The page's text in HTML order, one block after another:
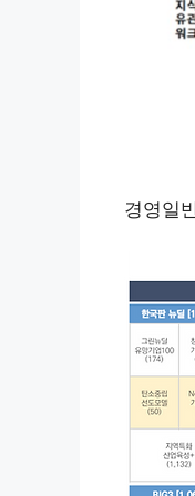
경영일